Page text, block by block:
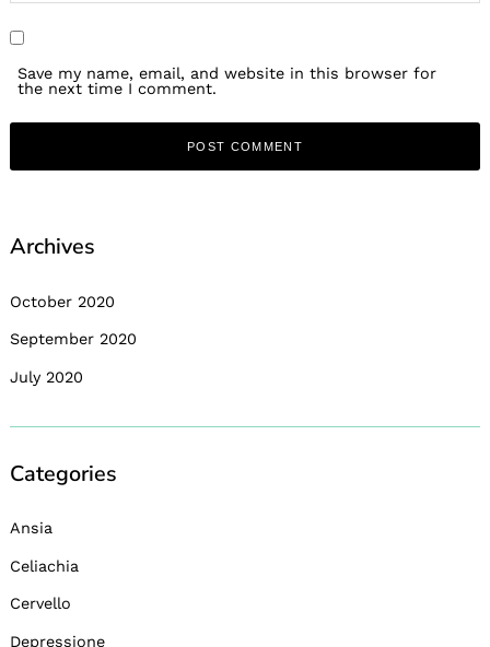
Save my name, email, and website in this browser for
the next time I comment.
Archives
October 2020
September 2020
July 2020
Categories
Ansia
Celiachia
Cervello
Depressione